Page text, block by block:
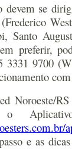
devem se
Santo
preferir,
3331 9700
Noroeste/
e as